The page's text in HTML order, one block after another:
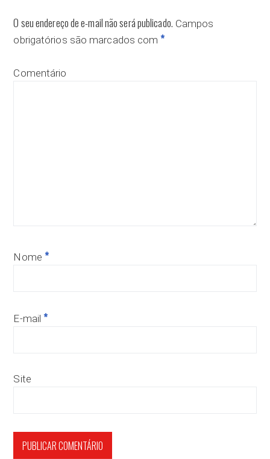
O seu endereço de e-mail não será publicado. Campos
obrigatórios são marcados com *
Comentário
Nome *
E-mail *
Site